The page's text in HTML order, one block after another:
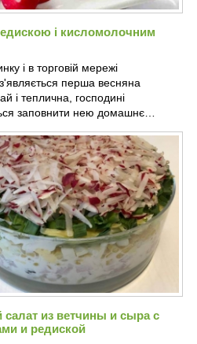
і кисломолочним
і в торговій мережі
перша весняна
і теплична, господині
заповнити нею домашнє…
салат из ветчины и сыра с
и редиской